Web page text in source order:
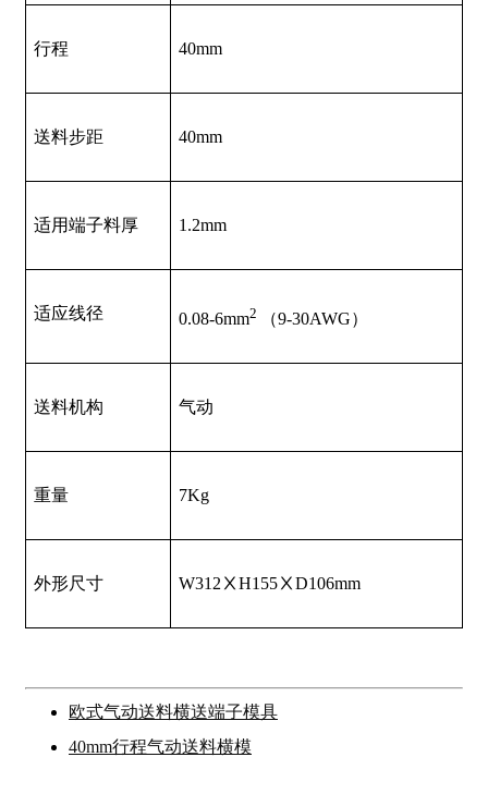
行程 40mm
送料步距 40mm
适用端子料厚 1.2mm
适应线径 0.08-6mm2 （9-30AWG）
送料机构 气动
重量 7Kg
外形尺寸 W312 ⅩH155ⅩD106mm
欧式气动送料横送端子模具
40mm行程气动送料横模